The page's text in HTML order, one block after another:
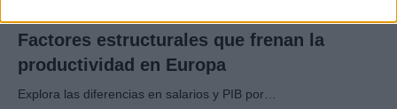
Factores estructurales que frenan la
productividad en Europa
Explora las diferencias en salarios y PIB por…